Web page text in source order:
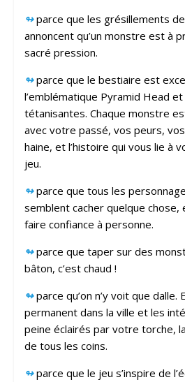
↬ parce que les grésillements
annoncent qu’un monstre est à
sacré pression.
↬ parce que le bestiaire est
l’emblématique Pyramid Head
tétanisantes. Chaque monstre
avec votre passé, vos peurs,
haine, et l’histoire qui vous lie à
jeu.
↬ parce que tous les
semblent cacher quelque chose,
faire confiance à personne.
↬ parce que taper sur des
bâton, c’est chaud !
↬ parce qu’on n’y voit que dalle.
permanent dans la ville et les
peine éclairés par votre torche,
de tous les coins.
↬parce que le jeu s’inspire de